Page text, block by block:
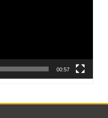
00:57